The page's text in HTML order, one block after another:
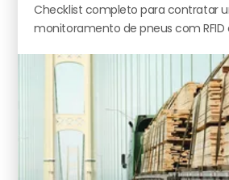
Checklist completo para contratar
monitoramento de pneus com RFID